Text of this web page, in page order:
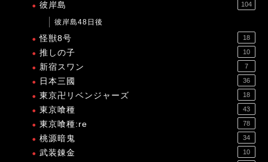
彼岸島 104
彼岸島48日後
怪獣8号 18
推しの子 10
新宿スワン 7
日本三國 36
東京卍リベンジャーズ 18
東京喰種 43
東京喰種:re 78
桃源暗鬼 34
武装錬金 10